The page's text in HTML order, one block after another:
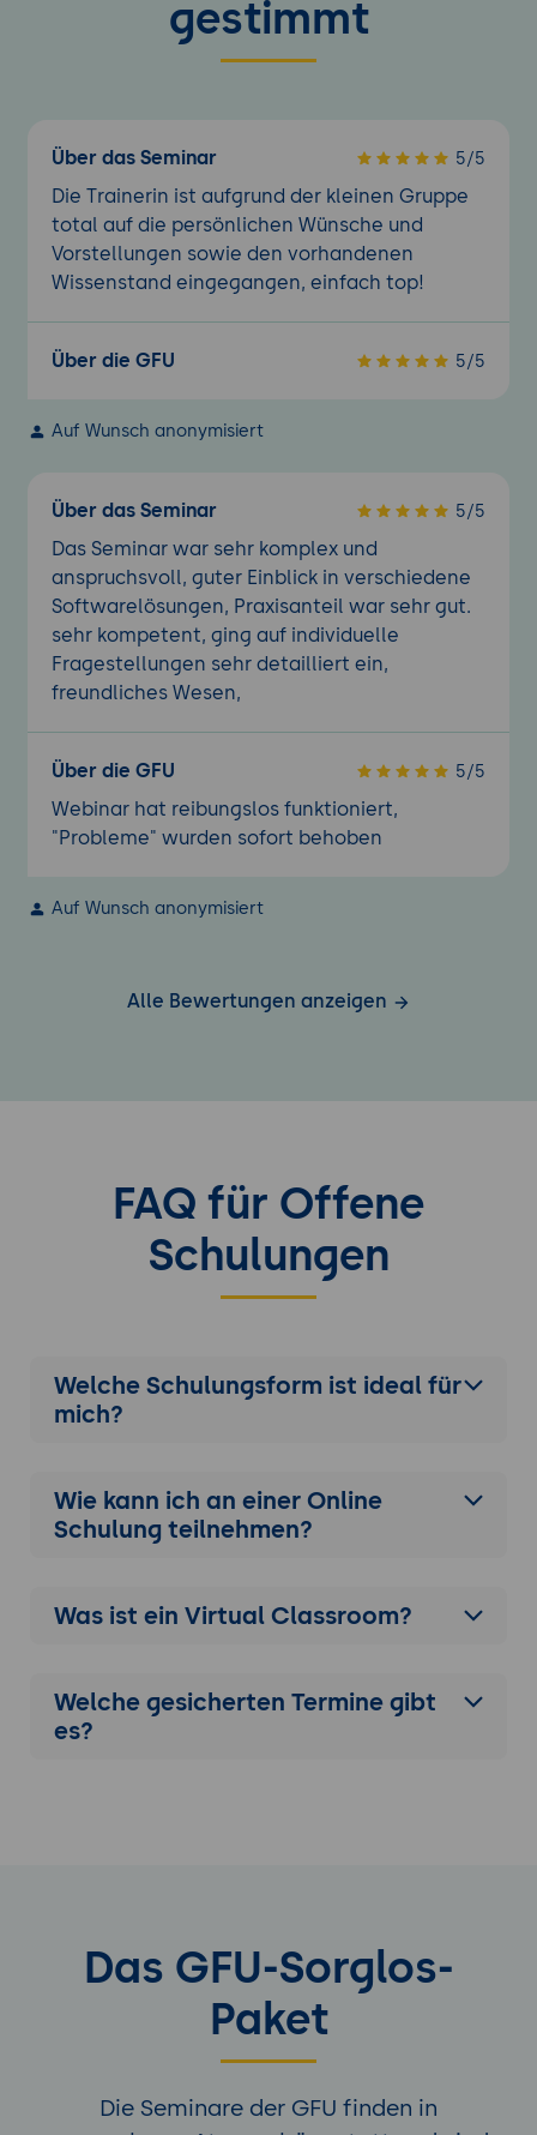
gestimmt
Über das Seminar 5/5
Die Trainerin ist aufgrund der kleinen Gruppe
total auf die persönlichen Wünsche und
Vorstellungen sowie den vorhandenen
Wissenstand eingegangen, einfach top!
Über die GFU 5/5
Auf Wunsch anonymisiert
Über das Seminar 5/5
Das Seminar war sehr komplex und
anspruchsvoll, guter Einblick in verschiedene
Softwarelösungen, Praxisanteil war sehr gut.
sehr kompetent, ging auf individuelle
Fragestellungen sehr detailliert ein,
freundliches Wesen,
Über die GFU 5/5
Webinar hat reibungslos funktioniert,
"Probleme" wurden sofort behoben
Auf Wunsch anonymisiert
Alle Bewertungen anzeigen
FAQ für Offene
Schulungen
Welche Schulungsform ist ideal für
mich?
Wie kann ich an einer Online
Schulung teilnehmen?
Was ist ein Virtual Classroom?
Welche gesicherten Termine gibt
es?
Das GFU-Sorglos-
Paket
Die Seminare der GFU finden in